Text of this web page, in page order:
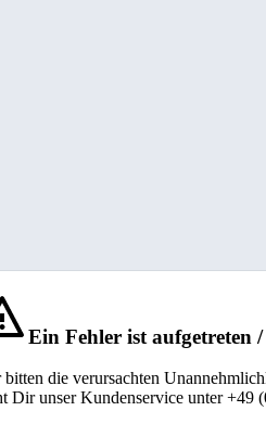
Ein Fehler ist aufgetreten
bitten die verursachten
Dir unser Kundenservice unter +49